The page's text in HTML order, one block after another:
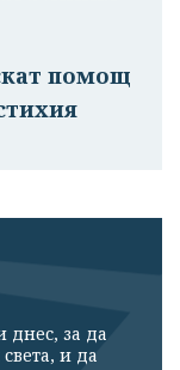
помощ
днес, за да
и да